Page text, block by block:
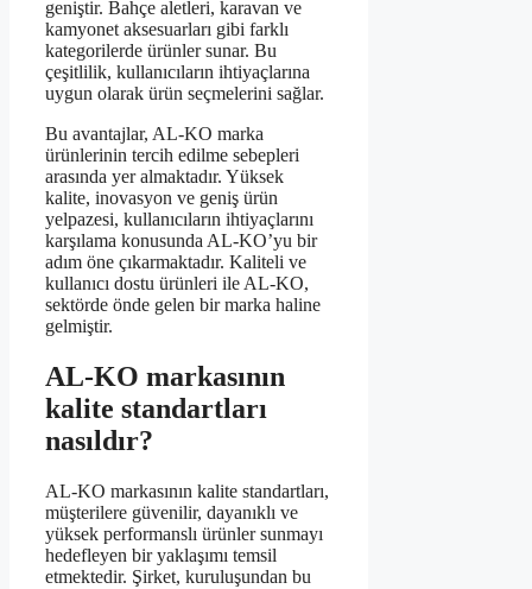
geniştir. Bahçe aletleri, karavan ve
kamyonet aksesuarları gibi farklı
kategorilerde ürünler sunar. Bu
çeşitlilik, kullanıcıların ihtiyaçlarına
uygun olarak ürün seçmelerini sağlar.
Bu avantajlar, AL-KO marka
ürünlerinin tercih edilme sebepleri
arasında yer almaktadır. Yüksek
kalite, inovasyon ve geniş ürün
yelpazesi, kullanıcıların ihtiyaçlarını
karşılama konusunda AL-KO’yu bir
adım öne çıkarmaktadır. Kaliteli ve
kullanıcı dostu ürünleri ile AL-KO,
sektörde önde gelen bir marka haline
gelmiştir.
AL-KO markasının
kalite standartları
nasıldır?
AL-KO markasının kalite standartları,
müşterilere güvenilir, dayanıklı ve
yüksek performanslı ürünler sunmayı
hedefleyen bir yaklaşımı temsil
etmektedir. Şirket, kuruluşundan bu